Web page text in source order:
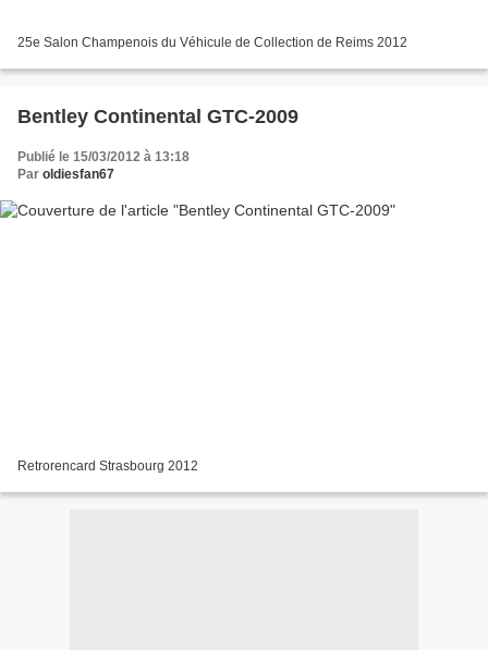
25e Salon Champenois du Véhicule de Collection de Reims 2012
Bentley Continental GTC-2009
Publié le 15/03/2012 à 13:18
Par oldiesfan67
Retrorencard Strasbourg 2012